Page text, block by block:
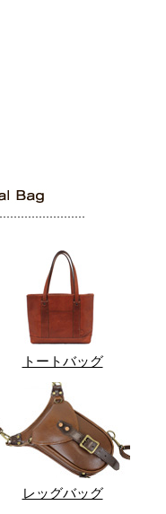
トートバッグ
レッグバッグ